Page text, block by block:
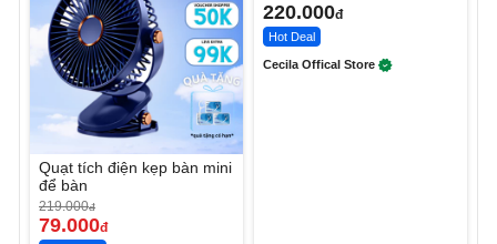
Quạt tích điện kẹp bàn mini
để bàn
219.000đ
79.000đ
220.000đ
Hot Deal
Cecila Offical Store